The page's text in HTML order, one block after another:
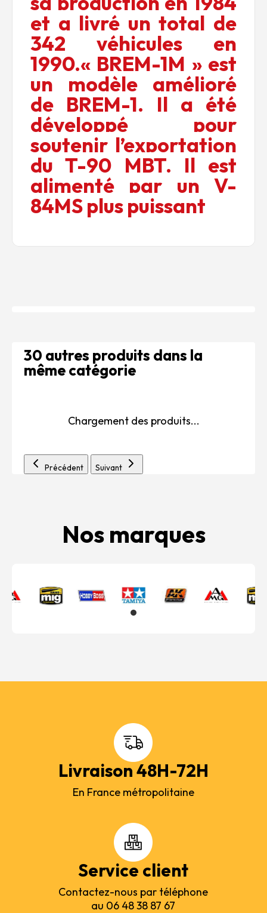
et a livré un total de
342 véhicules en
1990.« BREM-1M » est
un modèle amélioré
de BREM-1. Il a été
développé pour
soutenir l’exportation
du T-90 MBT. Il est
alimenté par un V-
84MS plus puissant
30 autres produits dans la
même catégorie
Chargement des produits...
Précédent Suivant
Nos marques
Livraison 48H-72H
En France métropolitaine
Service client
Contactez-nous par téléphone
au 06 48 38 87 67